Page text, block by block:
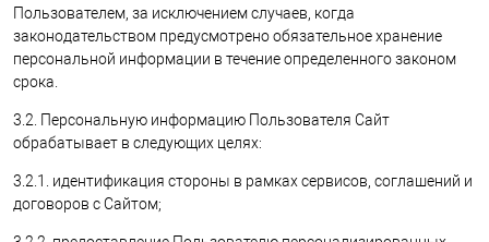
Пользователем, за исключением случаев, когда
законодательством предусмотрено обязательное хранение
персональной информации в течение определенного законом
срока.
3.2. Персональную информацию Пользователя Сайт
обрабатывает в следующих целях:
3.2.1. идентификация стороны в рамках сервисов, соглашений и
договоров с Сайтом;